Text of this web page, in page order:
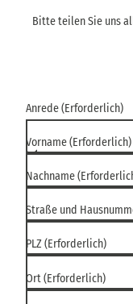
Bitte teilen Sie uns
Anrede(Erforderlich)
Vorname(Erforderlich)
Nachname
Straße und
PLZ(Erforderlich)
Ort(Erforderlich)